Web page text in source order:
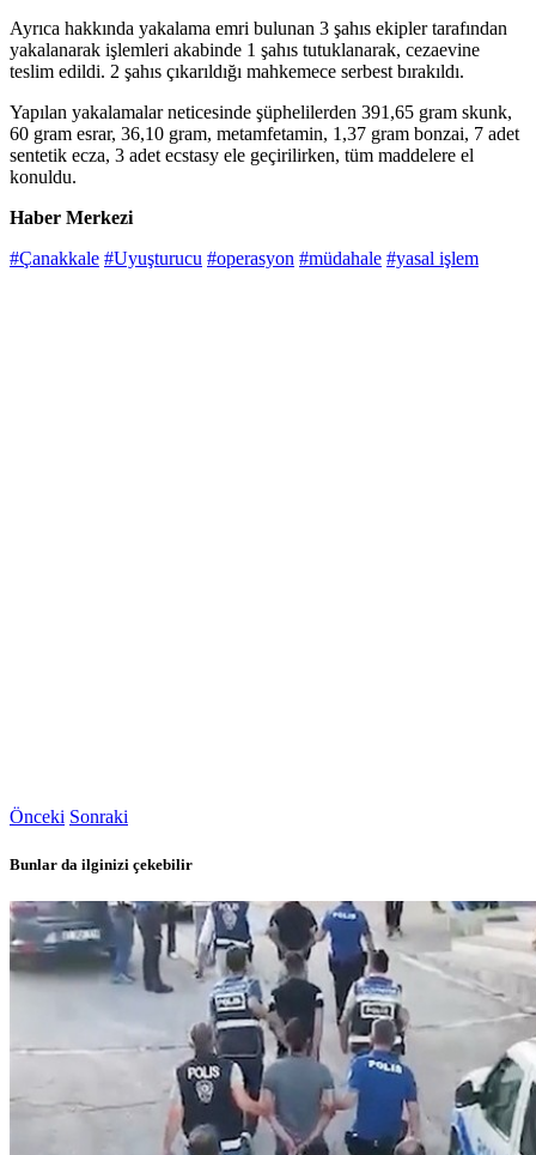
Ayrıca hakkında yakalama emri bulunan 3 şahıs ekipler tarafından
yakalanarak işlemleri akabinde 1 şahıs tutuklanarak, cezaevine
teslim edildi. 2 şahıs çıkarıldığı mahkemece serbest bırakıldı.
Yapılan yakalamalar neticesinde şüphelilerden 391,65 gram skunk,
60 gram esrar, 36,10 gram, metamfetamin, 1,37 gram bonzai, 7 adet
sentetik ecza, 3 adet ecstasy ele geçirilirken, tüm maddelere el
konuldu.
Haber Merkezi
#Çanakkale #Uyuşturucu #operasyon #müdahale #yasal işlem
Önceki Sonraki
Bunlar da ilginizi çekebilir